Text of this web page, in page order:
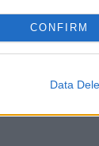
CONFIRM
Data
a Valencia